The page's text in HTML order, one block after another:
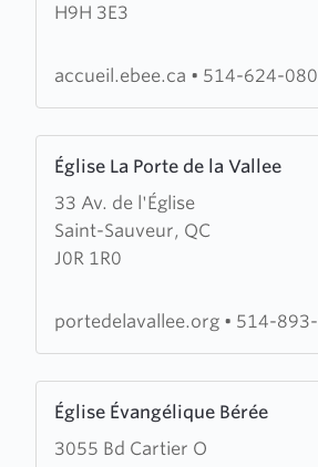
H9H 3E3
Baptiste
d'Emmanuel
accueil.ebee.ca • 514-624-
Église La Porte de la Vallee
33 Av. de l'Église
Saint-Sauveur, QC
J0R 1R0
more
about
Église
deportedelavallee.org • 514-
Église Évangélique Bérée
3055 Bd Cartier O
more
about